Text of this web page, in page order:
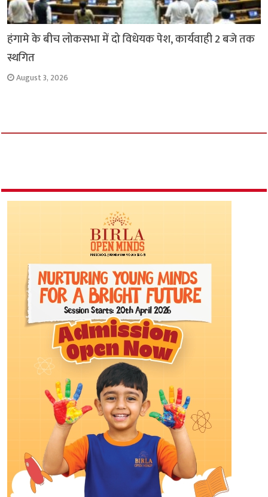
हंगामे के बीच लोकसभा में दो विधेयक पेश, कार्यवाही 2 बजे तक
स्थगित
August 3, 2026